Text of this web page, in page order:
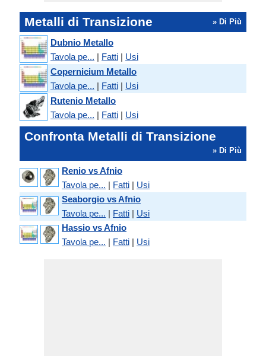
Metalli di Transizione » Di Più
Dubnio Metallo
Tavola pe... | Fatti | Usi
Copernicium Metallo
Tavola pe... | Fatti | Usi
Rutenio Metallo
Tavola pe... | Fatti | Usi
Confronta Metalli di Transizione
» Di Più
Renio vs Afnio
Tavola pe... | Fatti | Usi
Seaborgio vs Afnio
Tavola pe... | Fatti | Usi
Hassio vs Afnio
Tavola pe... | Fatti | Usi